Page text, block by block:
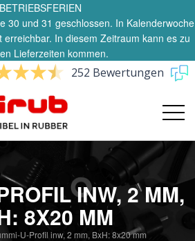
BETRIEBSFERIEN
30 und 31 geschlossen. In Kalenderwoche
In diesem Zeitraum kann es zu
Lieferzeiten kommen.
252 Bewertungen
INW, 2 MM,
8X20 MM
U-Profil inw, 2 mm, BxH: 8x20 mm